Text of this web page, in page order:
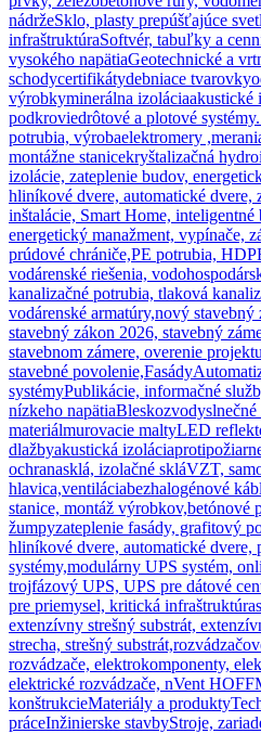
nádržeSklo, plasty prepúšťajúce
infraštruktúraSoftvér, tabuľky a
vysokého napätiaGeotechnické a
schodycertifikátydebniace tvarovky
výrobkyminerálna izoláciaakustické
podkroviedrôtové a plotové
potrubia, výrobaelektromery
montážne stanicekryštalizačná
izolácie, zateplenie budov,
hliníkové dvere, automatické dvere,
inštalácie, Smart Home,
energetický manažment, vypínače,
prúdové chrániče,PE potrubia,
vodárenské riešenia,
kanalizačné potrubia, tlaková
vodárenské armatúry,nový stavebný
stavebný zákon 2026, stavebný
stavebnom zámere, overenie
stavebné povolenie,Fasády
systémyPublikácie, informačné
nízkeho napätiaBleskozvody
materiálmurovacie maltyLED
dlažbyakustická izolácia
ochranasklá, izolačné skláVZT,
hlavica,ventiláciabezhalogénové
stanice, montáž výrobkov,betónové
žumpyzateplenie fasády, grafitový
hliníkové dvere, automatické dvere,
systémy,modulárny UPS systém,
trojfázový UPS, UPS pre dátové
pre priemysel, kritická infraštruktúra
extenzívny strešný substrát,
strecha, strešný substrát,
rozvádzače, elektrokomponenty,
elektrické rozvádzače, nVent
konštrukcieMateriály a produkty
práceInžinierske stavbyStroje,